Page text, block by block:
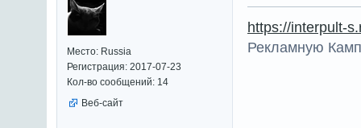
Место: Russia
Регистрация: 2017-07-23
Кол-во сообщений: 14
Веб-сайт
https://interpult-
Рекламную